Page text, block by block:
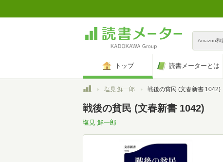
Amazon和
トップ 読書メーターとは
トップ塩見 鮮一郎 戦後の貧民 (文春新書 1042)
戦後の貧民 (文春新書 1042)
塩見 鮮一郎